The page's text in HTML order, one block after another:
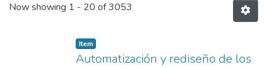
Now showing 1 - 20 of 3053
Item
Automatización y rediseño de los